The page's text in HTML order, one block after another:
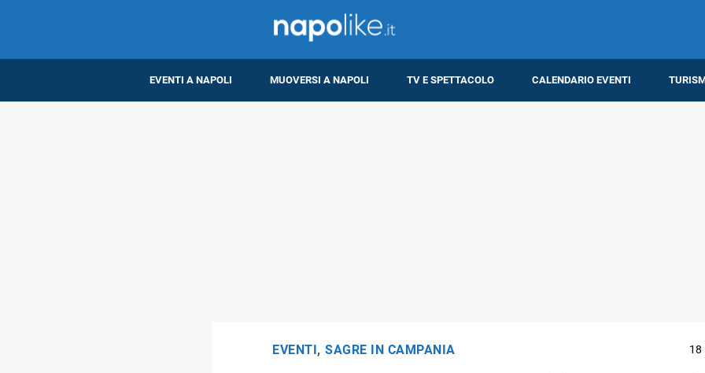
EVENTI A NAPOLI MUOVERSI A NAPOLI TV E SPETTACOLO CALENDARIO EVENTI
EVENTI , SAGRE IN CAMPANIA